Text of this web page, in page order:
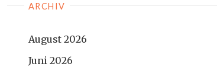
ARCHIV
August 2026
Juni 2026